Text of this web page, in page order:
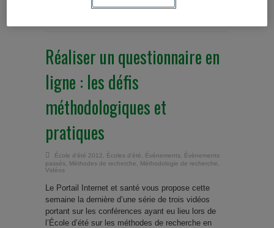
Lire la suite...
Réaliser un questionnaire en
ligne : les défis
méthodologiques et
pratiques
École d'été 2012 Écoles d'été Événements
Évènements
passés
Méthodes de recherche Méthodologie de recherche
Vidéos
Le Portail Internet et santé vous propose cette
semaine la dernière d’une série de trois vidéos
portant sur les conférences ayant eu lieu lors de
l’École d’été sur les méthodes de recherche en